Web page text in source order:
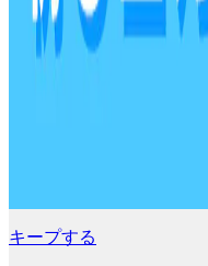
キープする